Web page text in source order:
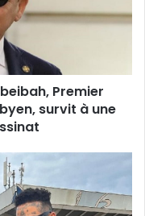
Premier
survit à une